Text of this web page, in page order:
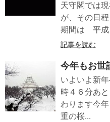
天守閣では
が、その日
期間は 平成
記事を読む
今年もお世
いよいよ新
時４６分あ
わります今
重の桜...